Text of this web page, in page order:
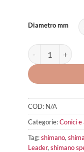
Diametro mm
Shimano Speed
COD: N/A
Categorie:Conici e
Tag:shimano,
Leader, shimano